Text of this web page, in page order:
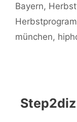
Bayern,
münchen,